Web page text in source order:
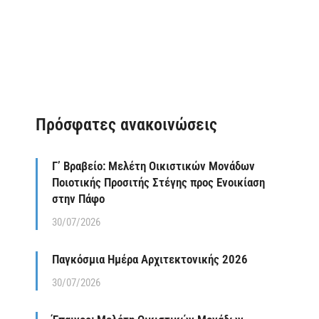
Πρόσφατες ανακοινώσεις
Γ’ Βραβείο: Μελέτη Οικιστικών Μονάδων
Ποιοτικής Προσιτής Στέγης προς Ενοικίαση
στην Πάφο
30/07/2026
Παγκόσμια Ημέρα Αρχιτεκτονικής 2026
30/07/2026